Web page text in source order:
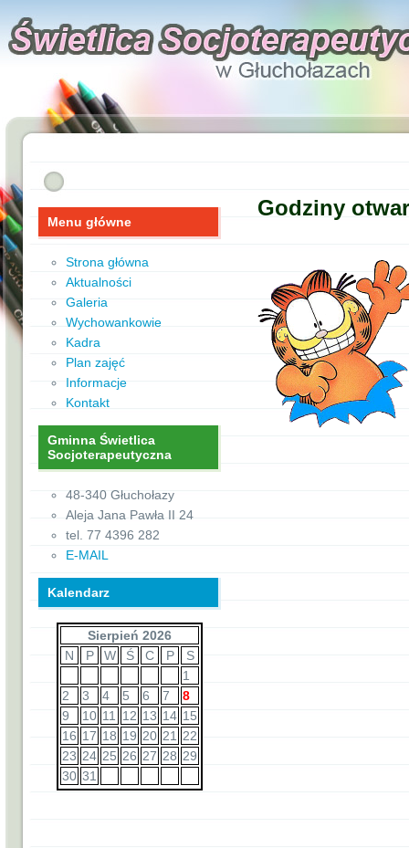
Menu główne
Strona główna
Aktualności
Galeria
Wychowankowie
Kadra
Plan zajęć
Informacje
Kontakt
Gminna Świetlica
Socjoterapeutyczna
48-340 Głuchołazy
Aleja Jana Pawła II 24
tel. 77 4396 282
E-MAIL
Kalendarz
Sierpień 2026
N
P W Ś C P
S
1
2
3 4 5 6 7
8
9
10 11 12 13 14 15
16 17 18 19 20 21
22
23 24 25 26 27 28 29
30 31
Godziny